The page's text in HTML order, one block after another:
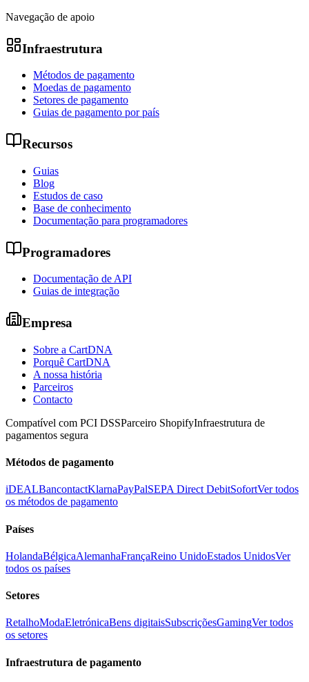
Navegação de apoio
Infraestrutura
Métodos de pagamento
Moedas de pagamento
Setores de pagamento
Guias de pagamento por país
Recursos
Guias
Blog
Estudos de caso
Base de conhecimento
Documentação para programadores
Programadores
Documentação de API
Guias de integração
Empresa
Sobre a CartDNA
Porquê CartDNA
A nossa história
Parceiros
Contacto
Compatível com PCI DSSParceiro ShopifyInfraestrutura de
pagamentos segura
Métodos de pagamento
iDEALBancontactKlarnaPayPalSEPA Direct DebitSofortVer todos
os métodos de pagamento
Países
HolandaBélgicaAlemanhaFrançaReino UnidoEstados UnidosVer
todos os países
Setores
RetalhoModaEletrónicaBens digitaisSubscriçõesGamingVer todos
os setores
Infraestrutura de pagamento